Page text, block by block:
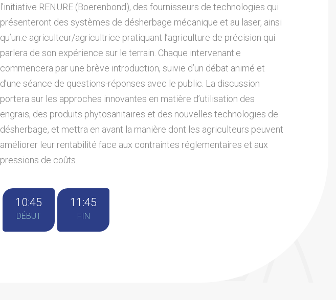
l’initiative RENURE (Boerenbond), des fournisseurs de technologies qui
présenteront des systèmes de désherbage mécanique et au laser, ainsi
qu’un.e agriculteur/agricultrice pratiquant l’agriculture de précision qui
parlera de son expérience sur le terrain. Chaque intervenant.e
commencera par une brève introduction, suivie d’un débat animé et
d’une séance de questions-réponses avec le public. La discussion
portera sur les approches innovantes en matière d’utilisation des
engrais, des produits phytosanitaires et des nouvelles technologies de
désherbage, et mettra en avant la manière dont les agriculteurs peuvent
améliorer leur rentabilité face aux contraintes réglementaires et aux
pressions de coûts.
10:45
DÉBUT
11:45
FIN